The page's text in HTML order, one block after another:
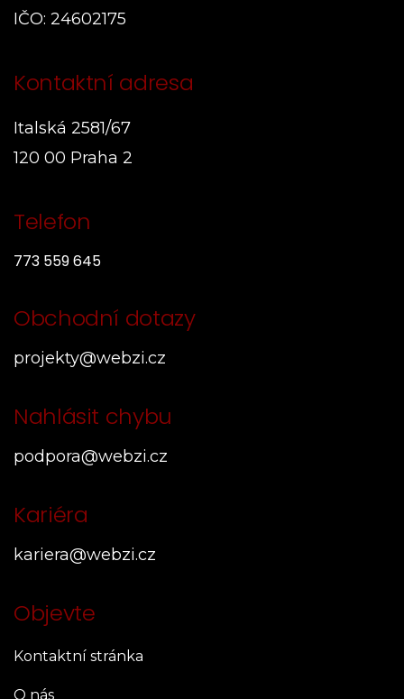
IČO: 24602175
Kontaktní adresa
Italská 2581/67
120 00 Praha 2
Telefon
773 559 645
Obchodní dotazy
projekty@webzi.cz
Nahlásit chybu
podpora@webzi.cz
Kariéra
kariera@webzi.cz
Objevte
Kontaktní stránka
O nás